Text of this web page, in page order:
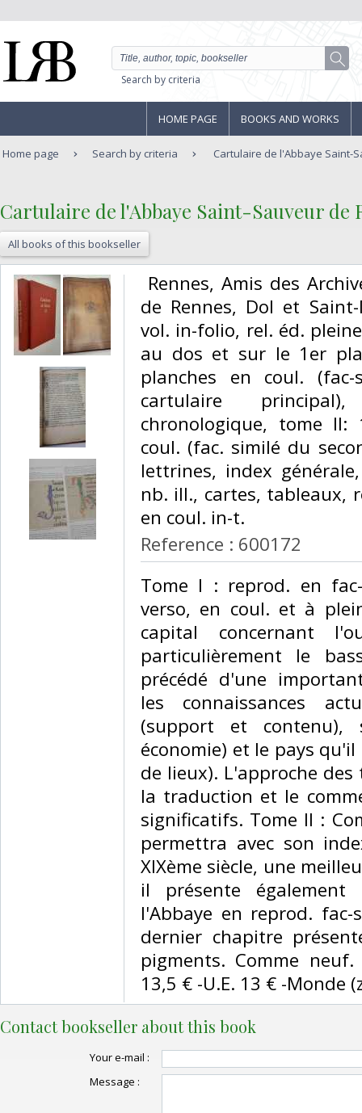
Search by criteria
HOME PAGE BOOKS AND WORKS
Home page Search by criteria Cartulaire de l'Abbaye Saint-
‎Cartulaire de l'Abbaye Saint-Sauveur de
All books of this bookseller
Rennes, Amis des
de Rennes, Dol et
vol. in-folio, rel. éd.
au dos et sur le 1er
planches en coul.
cartulaire
chronologique, tome
coul. (fac. similé du
lettrines, index
nb. ill., cartes, tableaux,
en coul. in-t. ‎
Reference : 600172
‎Tome I : reprod. en
verso, en coul. et à
capital concernant
particulièrement le
précédé d'une
les connaissances
(support et contenu),
économie) et le pays
de lieux). L'approche
la traduction et le
significatifs. Tome II :
permettra avec son
XIXème siècle, une
il présente
l'Abbaye en reprod.
dernier chapitre
pigments. Comme
13,5 € -U.E. 13 € -Monde
Contact bookseller about this book
Your e-mail :
Message :